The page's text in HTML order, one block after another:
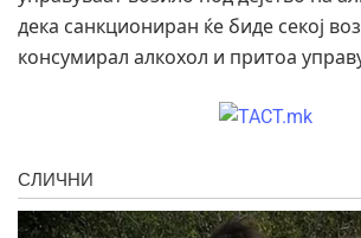
дека санкциониран ќе биде секој
консумирал алкохол и притоа